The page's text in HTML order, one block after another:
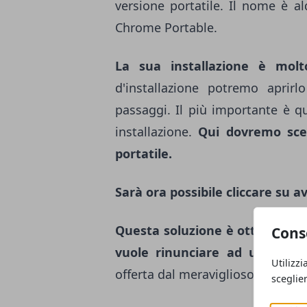
versione portatile. Il nome è
Chrome Portable.
La sua installazione è
d'installazione potremo
passaggi. Il più importante è
installazione. Qui dovremo
portatile.
Sarà ora possibile cliccare su
Questa soluzione è ottima
vuole rinunciare ad una
offerta dal meraviglioso